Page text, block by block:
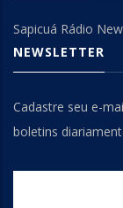
Sapicuá Rádio
NEWSLETTER
Cadastre seu e-
boletins